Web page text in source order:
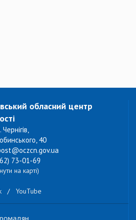
обласний центр
40
73-01-69
на карті)
/ YouTube